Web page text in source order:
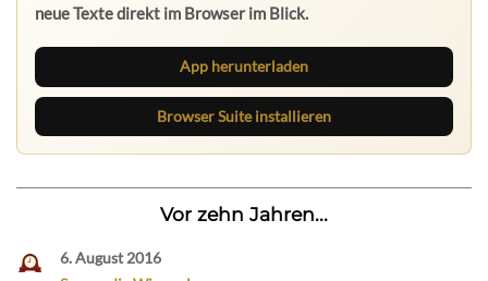
neue Texte direkt im Browser im Blick.
App herunterladen
Browser Suite installieren
Vor zehn Jahren...
6. August 2016